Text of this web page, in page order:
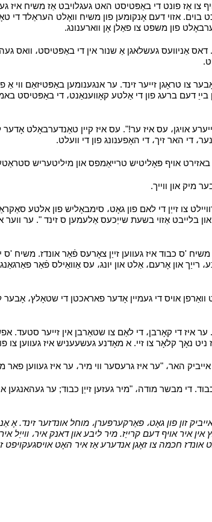
צו אַז פונט די באַפּטיסט האט געגלויבט אַז משיח איז
בוים. אזוי דעם אָנקומען פון משיח וואָלט העראַלד די
פון משפט צו פאַלן אָן ווארענונג.
אַניוועס געשלאגן אַ שנור אין די באַפּטיסט، וואס
צו טראָגן זייער זינד. ער אנגענומען באַפּטיזאַם ווי
בייַ דעם ברעג פון די אַלטע קאָווענאַנט، די באַפּטיסט
אויגן، עס איז ער!". עס איז קיין טאַנדערבאָלט
די האר זיך، די האָפענונג פון די וועלט.
באזירט אויף פּאָליטיש טרייאַמפס און מיליטעריש
מיק און ווייך.
צו זייַן די לאם פון גאָט، סימבאָליש פון אלטע
אַזוי בשעת שייַכעס אַלעמען ס זינד ". ער ווער
'ס כבוד איז געווען זייַן צאָרעס פֿאַר אונדז. משיח 'ס
רייַך און אָרעם، אַלט און יונג، עס אַוואַילס פֿאַר
אויס די געמיין אָדער פאראכטן די שטאָלץ،
איז די קאָרבן، די לאַם צו שטאַרבן אין זייער סטעד.
נאָך קלאָר צו זיי. א מאָדנע געשעעניש איז געווען צו
האר، "ער איז גרעסער ווי מיר، ער איז געווען פאר
די מבשר מודה، "מיר געזען זייַן כבוד; ער געהאנגען
זון פון גאָט، פאַרקערפּערן، מוחל אונדזער זינד. אָ
אויף דעם קרייַז. מיר ליבע און דאנק איר، ווייַל
אונדז חכמה צו זאָגן אנדערע אַז איר האָט אויסגעקויפט